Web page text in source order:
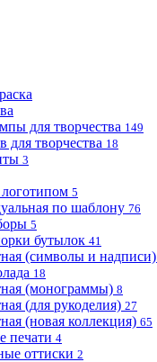
для творчества 149
творчества 18
3
5
по шаблону 76
5
бутылок 41
(символы и надписи)
18
(монограммы) 8
(для рукоделия) 27
(новая коллекция) 65
печати 4
оттиски 2